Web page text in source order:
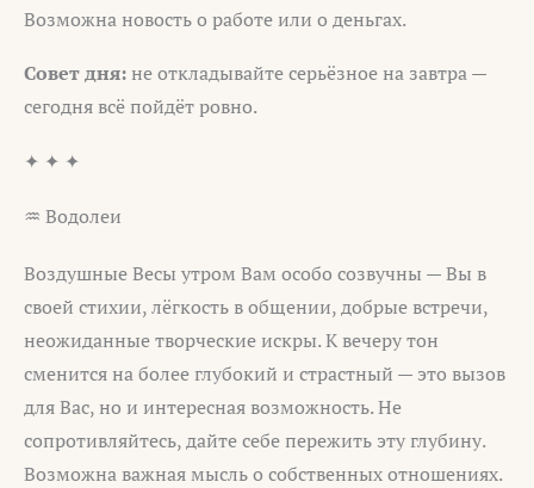
Возможна новость о работе или о деньгах.
Совет дня: не откладывайте серьёзное на завтра —
сегодня всё пойдёт ровно.
✦ ✦ ✦
♒ Водолеи
Воздушные Весы утром Вам особо созвучны — Вы в
своей стихии, лёгкость в общении, добрые встречи,
неожиданные творческие искры. К вечеру тон
сменится на более глубокий и страстный — это вызов
для Вас, но и интересная возможность. Не
сопротивляйтесь, дайте себе пережить эту глубину.
Возможна важная мысль о собственных отношениях.